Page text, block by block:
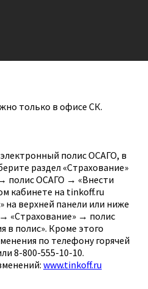
только в офисе СК.
полис ОСАГО, в
раздел «Страхование»
полис ОСАГО → «Внести
кабинете на tinkoff.ru
на верхней панели или ниже
«Страхование» → полис
в полис». Кроме этого
по телефону горячей
8-800-555-10-10.
www.tinkoff.ru